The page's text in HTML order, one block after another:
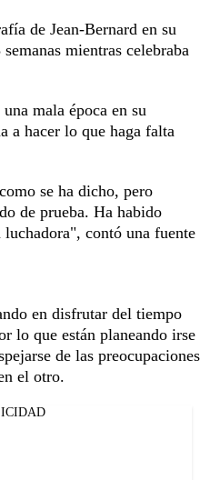
de Jean-Bernard en su
mientras celebraba
mala época en su
a hacer lo que haga falta
se ha dicho, pero
de prueba. Ha habido
contó una fuente
en disfrutar del tiempo
lo que están planeando irse
de las preocupaciones
el otro.